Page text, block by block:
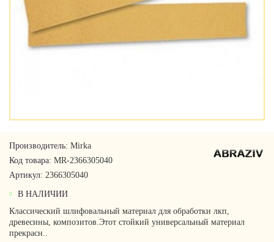
Производитель: Mirka
Код товара: MR-2366305040
Артикул: 2366305040
В НАЛИЧИИ
Классический шлифовальный материал для обработки лкп,
древесины, композитов.Этот стойкий универсальный материал
прекрасн..